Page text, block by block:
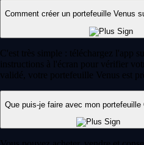
Comment créer un portefeuille Venus
C'est très simple : téléchargez l'app
instructions à l'écran pour vérifier
validé, votre portefeuille Venus est
Que puis-je faire avec mon portefeuille